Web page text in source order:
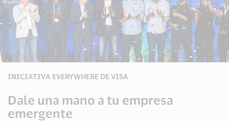
INICIATIVA EVERYWHERE DE VISA
Dale una mano a tu empresa
emergente